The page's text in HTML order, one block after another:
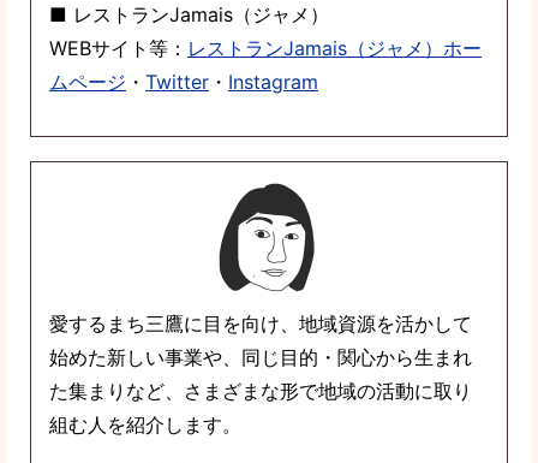
■ レストランJamais（ジャメ）
WEBサイト等： レストランJamais（ジャメ）ホー
ムページ ・ Twitter ・ Instagram
愛するまち三鷹に目を向け、地域資源を活かして
始めた新しい事業や、同じ目的・関心から生まれ
た集まりなど、さまざまな形で地域の活動に取り
組む人を紹介します。